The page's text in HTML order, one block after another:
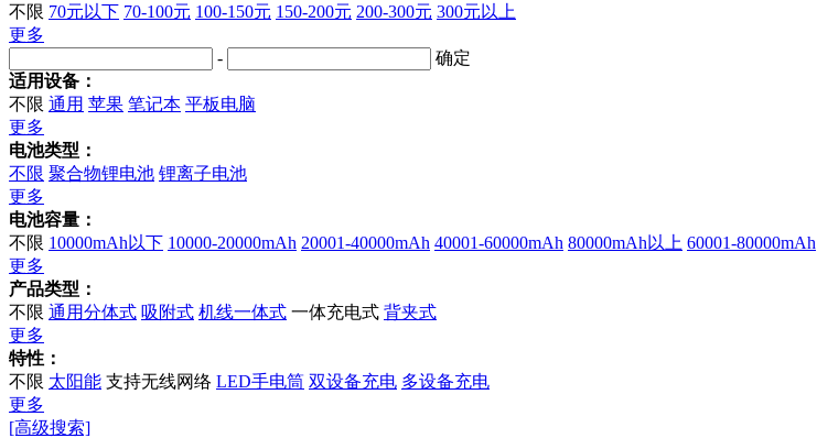
不限 70元以下 70-100元 100-150元 150-200元 200-300元 300元以上
更多
-
确定
适用设备：
不限 通用 苹果 笔记本 平板电脑
更多
电池类型：
不限 聚合物锂电池 锂离子电池
更多
电池容量：
不限 10000mAh以下 10000-20000mAh 20001-40000mAh 40001-60000mAh 80000mAh以上 60001-80000mAh
更多
产品类型：
不限 通用分体式 吸附式 机线一体式 一体充电式 背夹式
更多
特性：
不限 太阳能 支持无线网络 LED手电筒 双设备充电 多设备充电
更多
[高级搜索]